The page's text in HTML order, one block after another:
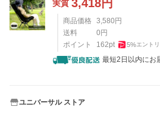
実質 3,418円
商品価格 3,580 円
送料
0 円
ポイント
162pt 5%エント
最短2日以内にお
ユニバーサル ストア